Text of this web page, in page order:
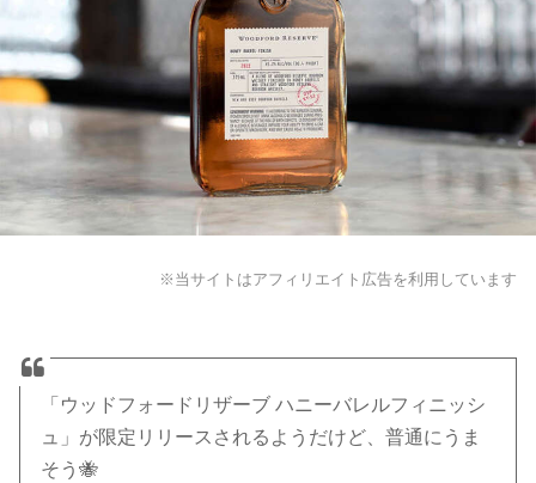
※当サイトはアフィリエイト広告を利用しています
「ウッドフォードリザーブ ハニーバレルフィニッシ
ュ」が限定リリースされるようだけど、普通にうま
そう🐝